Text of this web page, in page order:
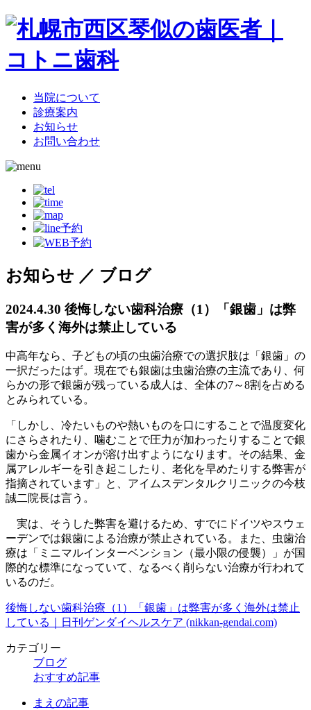
当院について
診療案内
お知らせ
お問い合わせ
お知らせ ／ ブログ
2024.4.30 後悔しない歯科治療（1）「銀歯」は弊
害が多く海外は禁止している
中高年なら、子どもの頃の虫歯治療での選択肢は「銀歯」の
一択だったはず。現在でも銀歯は虫歯治療の主流であり、何
らかの形で銀歯が残っている成人は、全体の7～8割を占める
とみられている。
「しかし、冷たいものや熱いものを口にすることで温度変化
にさらされたり、噛むことで圧力が加わったりすることで銀
歯から金属イオンが溶け出すようになります。その結果、金
属アレルギーを引き起こしたり、老化を早めたりする弊害が
指摘されています」と、アイムスデンタルクリニックの今枝
誠二院長は言う。
実は、そうした弊害を避けるため、すでにドイツやスウェ
ーデンでは銀歯による治療が禁止されている。また、虫歯治
療は「ミニマルインターベンション（最小限の侵襲）」が国
際的な標準になっていて、なるべく削らない治療が行われて
いるのだ。
後悔しない歯科治療（1）「銀歯」は弊害が多く海外は禁止
している｜日刊ゲンダイヘルスケア (nikkan-gendai.com)
カテゴリー
ブログ
おすすめ記事
まえの記事